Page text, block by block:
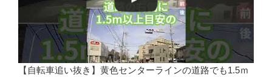
【自転車追い抜き】黄色センターラインの道路でも1.5ｍ